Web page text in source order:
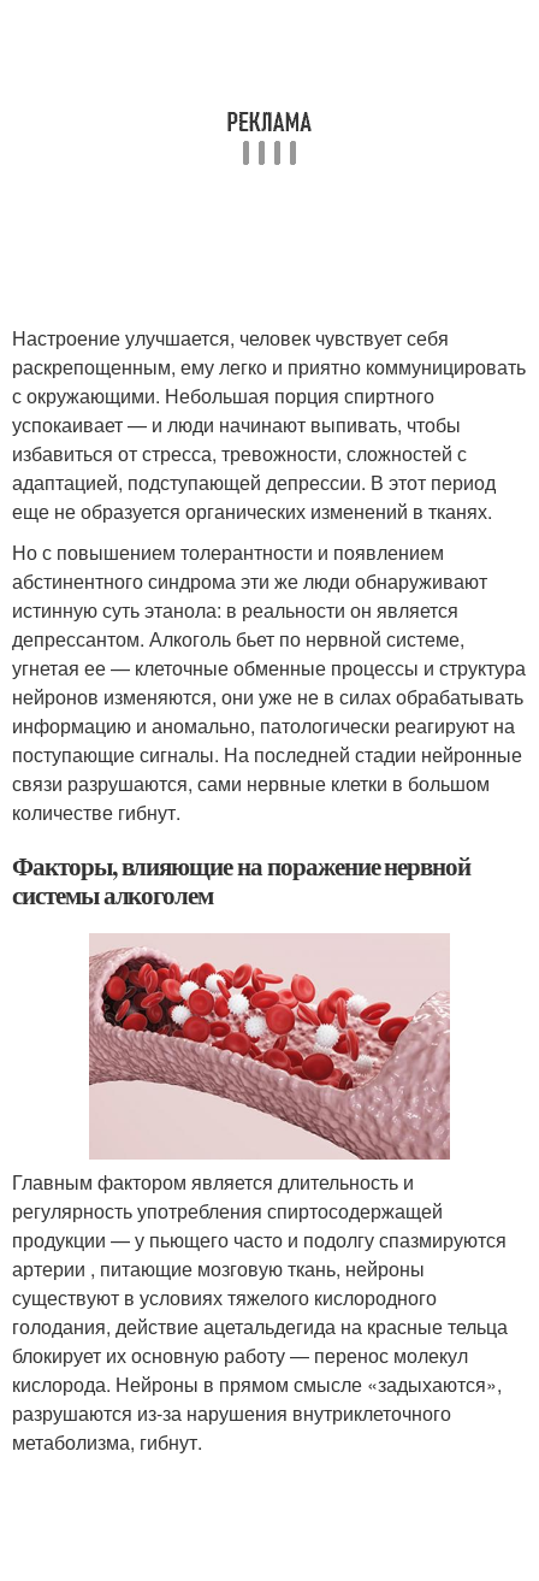
Настроение улучшается, человек чувствует себя
раскрепощенным, ему легко и приятно коммуницировать
с окружающими. Небольшая порция спиртного
успокаивает — и люди начинают выпивать, чтобы
избавиться от стресса, тревожности, сложностей с
адаптацией, подступающей депрессии. В этот период
еще не образуется органических изменений в тканях.
Но с повышением толерантности и появлением
абстинентного синдрома эти же люди обнаруживают
истинную суть этанола: в реальности он является
депрессантом. Алкоголь бьет по нервной системе,
угнетая ее — клеточные обменные процессы и структура
нейронов изменяются, они уже не в силах обрабатывать
информацию и аномально, патологически реагируют на
поступающие сигналы. На последней стадии нейронные
связи разрушаются, сами нервные клетки в большом
количестве гибнут.
Факторы, влияющие на поражение нервной
системы алкоголем
Главным фактором является длительность и
регулярность употребления спиртосодержащей
продукции — у пьющего часто и подолгу спазмируются
артерии , питающие мозговую ткань, нейроны
существуют в условиях тяжелого кислородного
голодания, действие ацетальдегида на красные тельца
блокирует их основную работу — перенос молекул
кислорода. Нейроны в прямом смысле «задыхаются»,
разрушаются из-за нарушения внутриклеточного
метаболизма, гибнут.